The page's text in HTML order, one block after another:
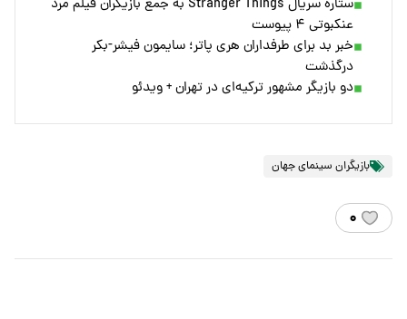
ستاره سریال Stranger Things به جمع بازیگران فیلم مرد
عنکبوتی ۴ پیوست
خبر بد برای طرفداران هری پاتر؛ سایمون فیشر-بکر
درگذشت
دو بازیگر مشهور ترکیه‌ای در تهران + ویدئو
بازیگران سینمای جهان
۰